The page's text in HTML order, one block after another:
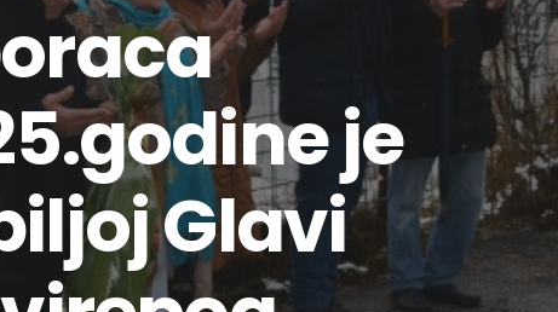
je
Glavi